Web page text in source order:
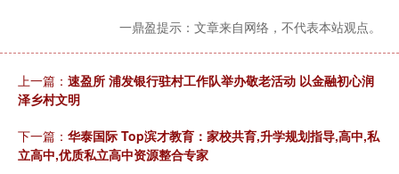
一鼎盈提示：文章来自网络，不代表本站观点。
上一篇： 速盈所 浦发银行驻村工作队举办敬老活动 以金融初心润
泽乡村文明
下一篇： 华泰国际 Top滨才教育：家校共育,升学规划指导,高中,私
立高中,优质私立高中资源整合专家